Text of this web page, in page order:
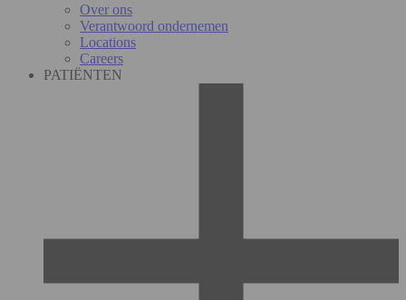
Over ons
Verantwoord ondernemen
Locations
Careers
PATIËNTEN